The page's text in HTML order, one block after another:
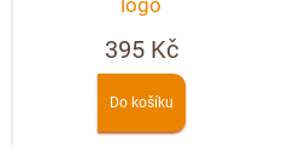
logo
395 Kč
Do košíku